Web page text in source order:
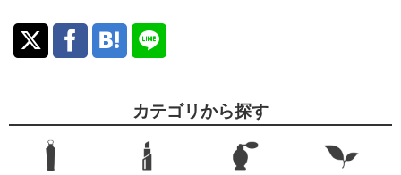
カテゴリから探す